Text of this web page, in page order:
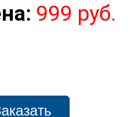
999 руб.